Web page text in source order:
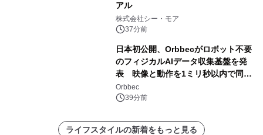
アル
株式会社シー・モア
37分前
日本初公開、Orbbecがロボット不要
のフィジカルAIデータ収集基盤を発
表 映像と動作を1ミリ秒以内で同
期、約200グラムの試作機をROSCon
JP 2026で実演
Orbbec
39分前
ライフスタイルの新着をもっと見る